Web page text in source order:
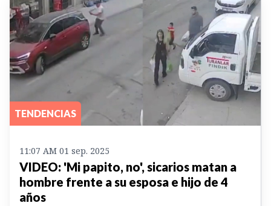
TENDENCIAS
11:07 AM 01 sep. 2025
VIDEO: 'Mi papito, no', sicarios matan a
hombre frente a su esposa e hijo de 4
años